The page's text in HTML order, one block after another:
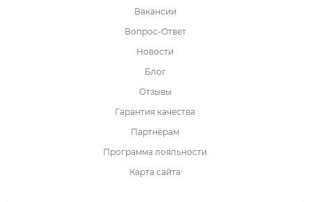
Вакансии
Вопрос-Ответ
Новости
Блог
Отзывы
Гарантия качества
Партнёрам
Программа лояльности
Карта сайта